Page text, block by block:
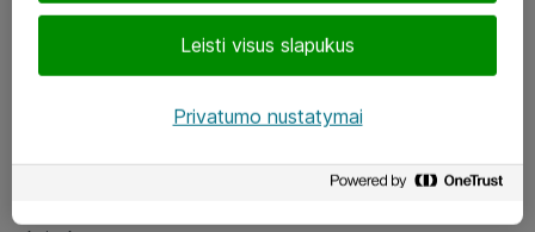
LinkedIn
Leisti visus slapukus
Privatumo nustatymai